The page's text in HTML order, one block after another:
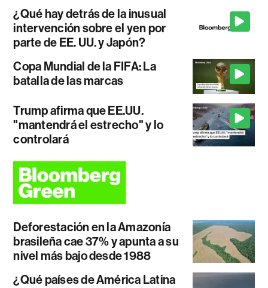
¿Qué hay detrás de la inusual
intervención sobre el yen por
parte de EE. UU. y Japón?
Copa Mundial de la FIFA: La
batalla de las marcas
Trump afirma que EE.UU.
"mantendrá el estrecho" y lo
controlará
Deforestación en la Amazonía
brasileña cae 37% y apunta a su
nivel más bajo desde 1988
¿Qué países de América Latina